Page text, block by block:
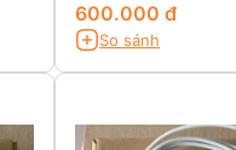
600.000 đ
So sánh